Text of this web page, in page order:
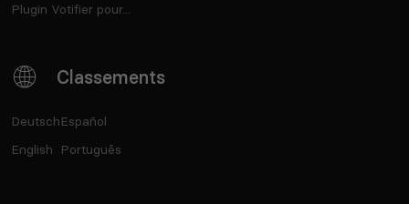
Plugin Votifier pour...
Classements
Deutsch
English
Español
Português